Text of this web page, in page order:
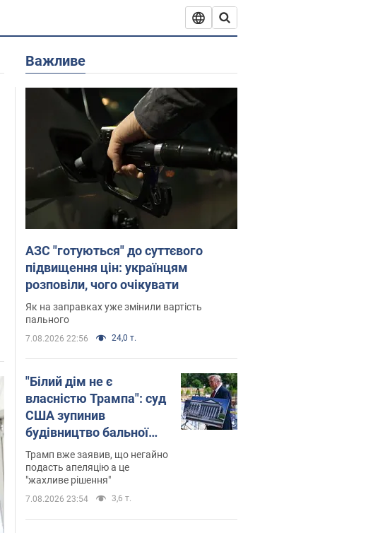
Важливе
АЗС "готуються" до суттєвого
підвищення цін: українцям
розповіли, чого очікувати
Як на заправках уже змінили вартість
пального
7.08.2026 22:56 24,0 т.
"Білий дім не є
власністю Трампа": суд
США зупинив
будівництво бальної
зали за $400 млн
Трамп вже заявив, що негайно
подасть апеляцію а це
"жахливе рішення"
7.08.2026 23:54 3,6 т.